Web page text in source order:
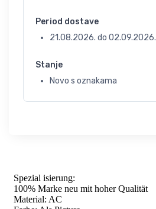
Period dostave
21.08.2026. do 02.09.2026.
Stanje
Novo s oznakama